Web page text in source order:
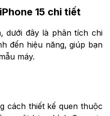
15 chi tiết
dưới đây là phân tích chi
đến hiệu năng, giúp bạn
máy.
cách thiết kế quen thuộc